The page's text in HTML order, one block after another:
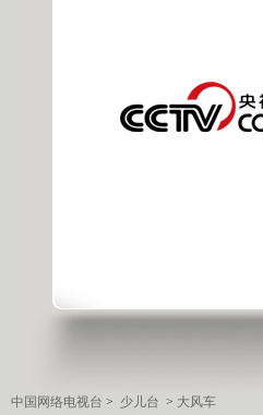
中国网络电视台 > 少儿台 > 大风车